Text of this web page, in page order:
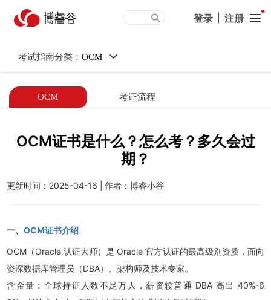
OCM证书是什么？怎么考？
多久会过期？
登录 注册
考试指南分类： OCM
OCM 考证流程
OCM证书是什么？怎么考？多久会过
期？
更新时间： 2025-04-16 作者：博睿小谷
一、OCM证书介绍
OCM（Oracle 认证大师）是 Oracle 官方认证的最高级别资质，面向
资深数据库管理员（DBA）、架构师及技术专家。
含金量：全球持证人数不足万人，薪资较普通 DBA 高出 40%-6